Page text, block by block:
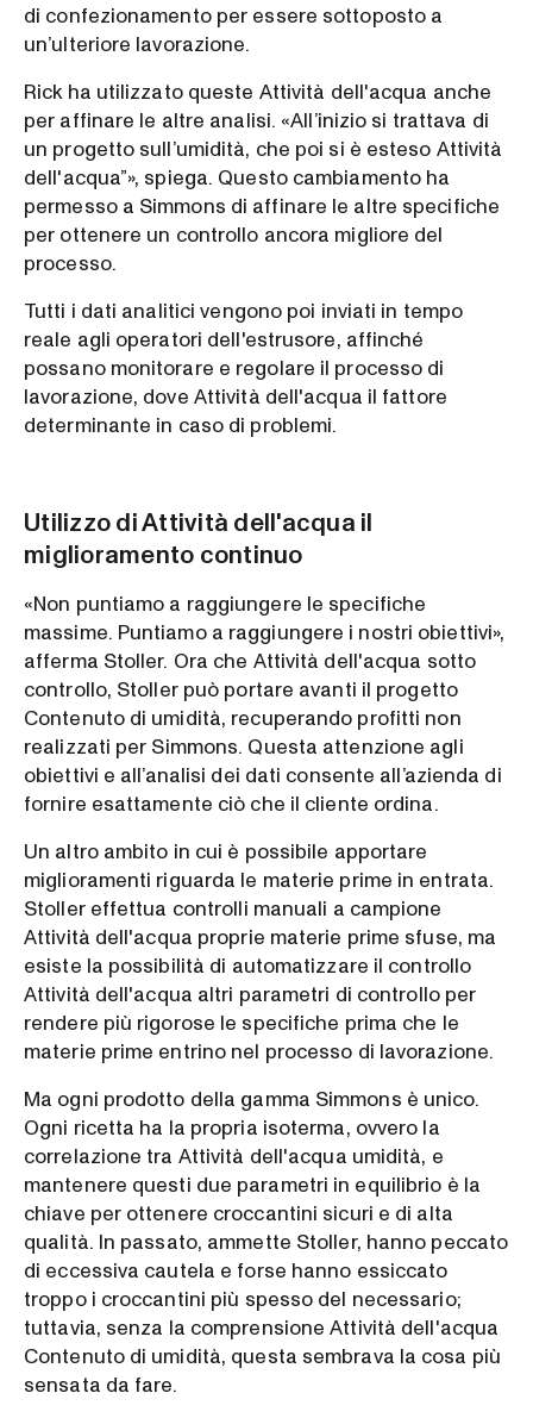
di confezionamento per essere sottoposto a
un’ulteriore lavorazione.
Rick ha utilizzato queste Attività dell'acqua anche
per affinare le altre analisi. «All’inizio si trattava di
un progetto sull’umidità, che poi si è esteso Attività
dell'acqua”», spiega. Questo cambiamento ha
permesso a Simmons di affinare le altre specifiche
per ottenere un controllo ancora migliore del
processo.
Tutti i dati analitici vengono poi inviati in tempo
reale agli operatori dell'estrusore, affinché
possano monitorare e regolare il processo di
lavorazione, dove Attività dell'acqua il fattore
determinante in caso di problemi.
Utilizzo di Attività dell'acqua il
miglioramento continuo
«Non puntiamo a raggiungere le specifiche
massime. Puntiamo a raggiungere i nostri obiettivi»,
afferma Stoller. Ora che Attività dell'acqua sotto
controllo, Stoller può portare avanti il progetto
Contenuto di umidità, recuperando profitti non
realizzati per Simmons. Questa attenzione agli
obiettivi e all’analisi dei dati consente all’azienda di
fornire esattamente ciò che il cliente ordina.
Un altro ambito in cui è possibile apportare
miglioramenti riguarda le materie prime in entrata.
Stoller effettua controlli manuali a campione
Attività dell'acqua proprie materie prime sfuse, ma
esiste la possibilità di automatizzare il controllo
Attività dell'acqua altri parametri di controllo per
rendere più rigorose le specifiche prima che le
materie prime entrino nel processo di lavorazione.
Ma ogni prodotto della gamma Simmons è unico.
Ogni ricetta ha la propria isoterma, ovvero la
correlazione tra Attività dell'acqua umidità, e
mantenere questi due parametri in equilibrio è la
chiave per ottenere croccantini sicuri e di alta
qualità. In passato, ammette Stoller, hanno peccato
di eccessiva cautela e forse hanno essiccato
troppo i croccantini più spesso del necessario;
tuttavia, senza la comprensione Attività dell'acqua
Contenuto di umidità, questa sembrava la cosa più
sensata da fare.